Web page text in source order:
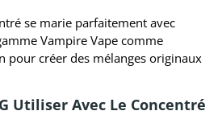
se marie parfaitement avec
Vampire Vape comme
pour créer des mélanges originaux
Utiliser Avec Le Concentré